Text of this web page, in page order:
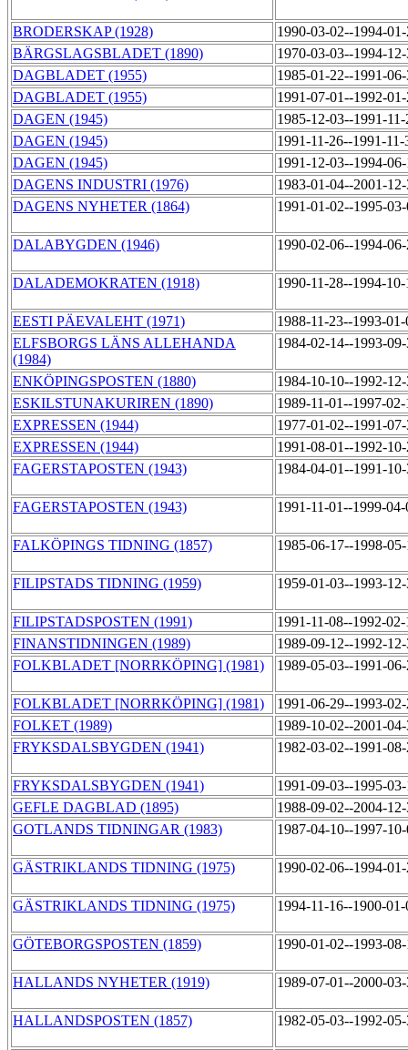
BRODERSKAP (1928)
1990-03-02--1994-
BÄRGSLAGSBLADET (1890)
1970-03-03--1994-
DAGBLADET (1955)
1985-01-22--1991-
DAGBLADET (1955)
1991-07-01--1992-
DAGEN (1945)
1985-12-03--1991-
DAGEN (1945)
1991-11-26--1991-
DAGEN (1945)
1991-12-03--1994-
DAGENS INDUSTRI (1976)
1983-01-04--2001-
DAGENS NYHETER (1864)
1991-01-02--1995-
DALABYGDEN (1946) 1990-02-06--1994-
DALADEMOKRATEN (1918) 1990-11-28--1994-
EESTI PÄEVALEHT (1971)
1988-11-23--1993-
ELFSBORGS LÄNS ALLEHANDA
(1984)
1984-02-14--1993-
ENKÖPINGSPOSTEN (1880)
1984-10-10--1992-
ESKILSTUNAKURIREN (1890)
1989-11-01--1997-
EXPRESSEN (1944)
1977-01-02--1991-
EXPRESSEN (1944)
1991-08-01--1992-
FAGERSTAPOSTEN (1943)
1984-04-01--1991-
FAGERSTAPOSTEN (1943) 1991-11-01--1999-
FALKÖPINGS TIDNING (1857) 1985-06-17--1998-
FILIPSTADS TIDNING (1959) 1959-01-03--1993-
FILIPSTADSPOSTEN (1991)
1991-11-08--1992-
FINANSTIDNINGEN (1989)
1989-09-12--1992-
FOLKBLADET [NORRKÖPING] (1981)
1989-05-03--1991-
FOLKBLADET [NORRKÖPING] (1981)
1991-06-29--1993-
FOLKET (1989)
1989-10-02--2001-
FRYKSDALSBYGDEN (1941)
1982-03-02--1991-
FRYKSDALSBYGDEN (1941)
1991-09-03--1995-
GEFLE DAGBLAD (1895)
1988-09-02--2004-
GOTLANDS TIDNINGAR (1983)
1987-04-10--1997-
GÄSTRIKLANDS TIDNING (1975) 1990-02-06--1994-
GÄSTRIKLANDS TIDNING (1975) 1994-11-16--1900-
GÖTEBORGSPOSTEN (1859) 1990-01-02--1993-
HALLANDS NYHETER (1919) 1989-07-01--2000-
HALLANDSPOSTEN (1857) 1982-05-03--1992-